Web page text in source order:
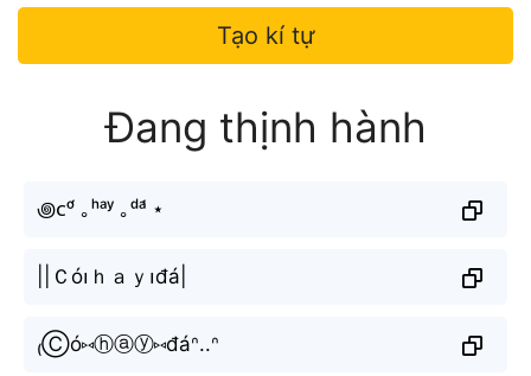
Tạo kí tự
Đang thịnh hành
꩜ᴄᵒ́ ｡ʰᵃʸ ｡ᵈᵃ́ ⋆
||Ｃó၊ｈａｙ၊đá|
₍Ⓒó⑅ⓗⓐⓨ⑅đáᐢ..ᐢ